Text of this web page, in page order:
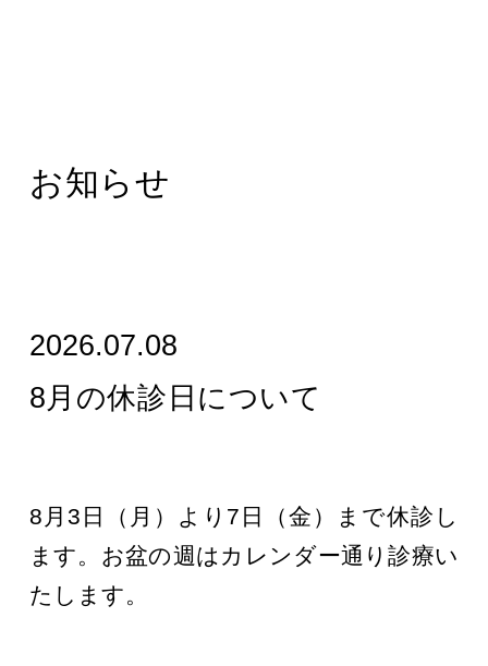
お知らせ
2026.07.08
8月の休診日について
8月3日（月）より7日（金）まで休診し
ます。お盆の週はカレンダー通り診療い
たします。